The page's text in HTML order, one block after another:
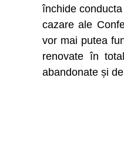
închide
cazare ale
vor mai putea
renovate în
abandonate și